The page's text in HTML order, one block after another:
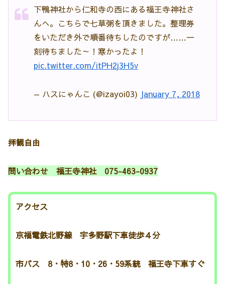
下鴨神社から仁和寺の西にある福王寺神社さ
んへ。こちらで七草粥を頂きました。整理券
をいただき外で順番待ちしたのですが……一
刻待ちました～！寒かったよ！
pic.twitter.com/itPH2j3H5v
— ハスにゃんこ (@izayoi03) January 7, 2018
拝観自由
問い合わせ 福王寺神社 075-463-0937
アクセス
京福電鉄北野線 宇多野駅下車徒歩４分
市バス 8・特8・10・26・59系統 福王寺下車すぐ